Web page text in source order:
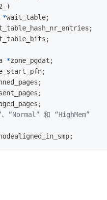
)
*wait_table;
;
;
*zone_pgdat ;
;
;
;
;
“Normal” 和 “HighMem”
;